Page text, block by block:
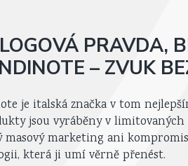
PRAVDA,
– ZVUK
je italská značka v tom
jsou vyráběny v limitovaných
masový marketing ani
která ji umí věrně přenést.